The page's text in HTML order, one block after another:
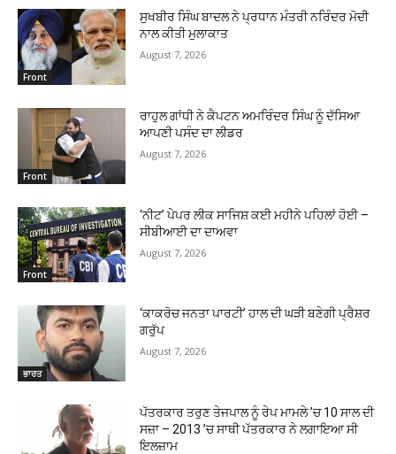
Front
ਸੁਖਬੀਰ ਸਿੰਘ ਬਾਦਲ ਨੇ ਪ੍ਰਧਾਨ ਮੰਤਰੀ ਨਰਿੰਦਰ ਮੋਦੀ
ਨਾਲ ਕੀਤੀ ਮੁਲਾਕਾਤ
August 7, 2026
Front
ਰਾਹੁਲ ਗਾਂਧੀ ਨੇ ਕੈਪਟਨ ਅਮਰਿੰਦਰ ਸਿੰਘ ਨੂੰ ਦੱਸਿਆ
ਆਪਣੀ ਪਸੰਦ ਦਾ ਲੀਡਰ
August 7, 2026
Front
‘ਨੀਟ’ ਪੇਪਰ ਲੀਕ ਸਾਜਿਸ਼ ਕਈ ਮਹੀਨੇ ਪਹਿਲਾਂ ਹੋਈ –
ਸੀਬੀਆਈ ਦਾ ਦਾਅਵਾ
August 7, 2026
ਭਾਰਤ
‘ਕਾਕਰੋਚ ਜਨਤਾ ਪਾਰਟੀ’ ਹਾਲ ਦੀ ਘੜੀ ਬਣੇਗੀ ਪ੍ਰੈਸ਼ਰ
ਗਰੁੱਪ
August 7, 2026
ਪੱਤਰਕਾਰ ਤਰੁਣ ਤੇਜਪਾਲ ਨੂੰ ਰੇਪ ਮਾਮਲੇ ’ਚ 10 ਸਾਲ ਦੀ
ਸਜ਼ਾ – 2013 ’ਚ ਸਾਥੀ ਪੱਤਰਕਾਰ ਨੇ ਲਗਾਇਆ ਸੀ
ਇਲਜ਼ਾਮ